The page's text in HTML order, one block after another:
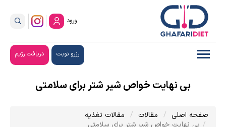
ورود
رزرو نوبت دریافت رژیم
بی نهایت خواص شیر شتر برای سلامتی
صفحه اصلی مقالات
مقالات تغذیه
بی نهایت خواص شیر شتر برای سلامتی